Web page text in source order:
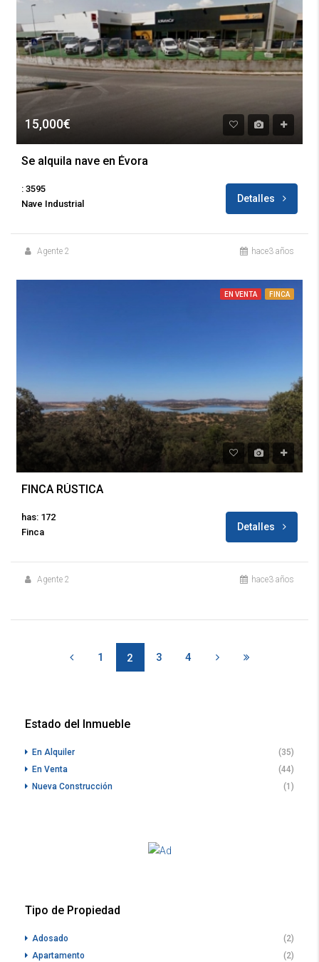
15,000€
Se alquila nave en Évora
: 3595
Nave Industrial
Detalles
Agente 2 hace3 años
EN VENTA FINCA
FINCA RÚSTICA
has: 172
Finca
Detalles
Agente 2 hace3 años
1 2 3 4
Estado del Inmueble
En Alquiler
(35)
En Venta
(44)
Nueva Construcción
(1)
Tipo de Propiedad
Adosado
(2)
Apartamento
(2)